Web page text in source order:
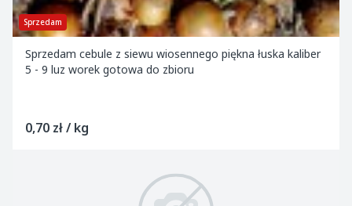
Sprzedam
Sprzedam cebule z siewu wiosennego piękna łuska kaliber
5 - 9 luz worek gotowa do zbioru
0,70 zł / kg